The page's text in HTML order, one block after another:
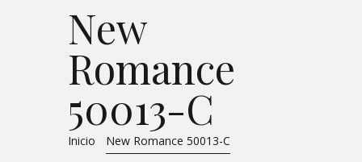
New
Romance
50013-C
Inicio New Romance 50013-C
Morgan Taylor®
Sistemas Profesionales
Cartas de Color
Catálogo